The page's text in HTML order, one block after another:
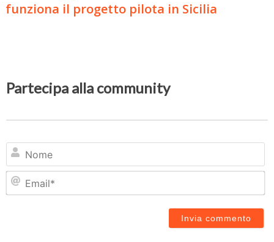
funziona il progetto pilota in Sicilia
Partecipa alla community